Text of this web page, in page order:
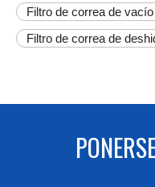
Filtro de correa de
Filtro de correa de